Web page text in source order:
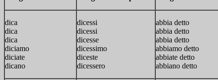
dica
dica
dica
diciamo
diciate
dicano
dicessi
dicessi
dicesse
dicessimo
diceste
dicessero
abbia detto
abbia detto
abbia detto
abbiamo detto
abbiate detto
abbiano detto